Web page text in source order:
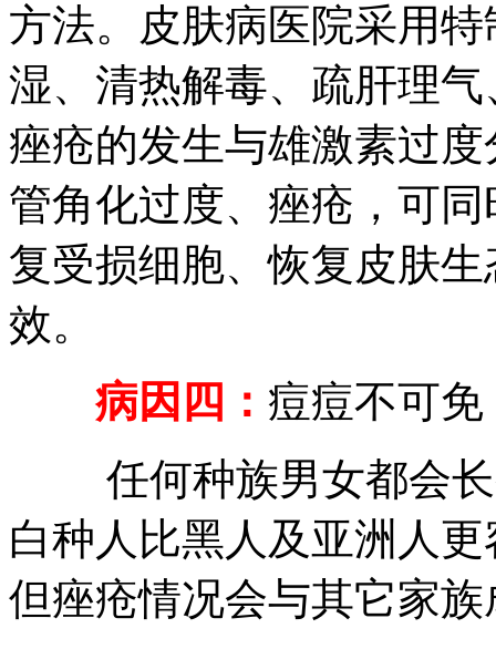
方法。皮肤病医院采用
湿、清热解毒、疏肝理
痤疮的发生与雄激素过
管角化过度、痤疮，可
复受损细胞、恢复皮肤
效。
病因四： 痘痘不可
任何种族男女都会长
白种人比黑人及亚洲人
但痤疮情况会与其它家